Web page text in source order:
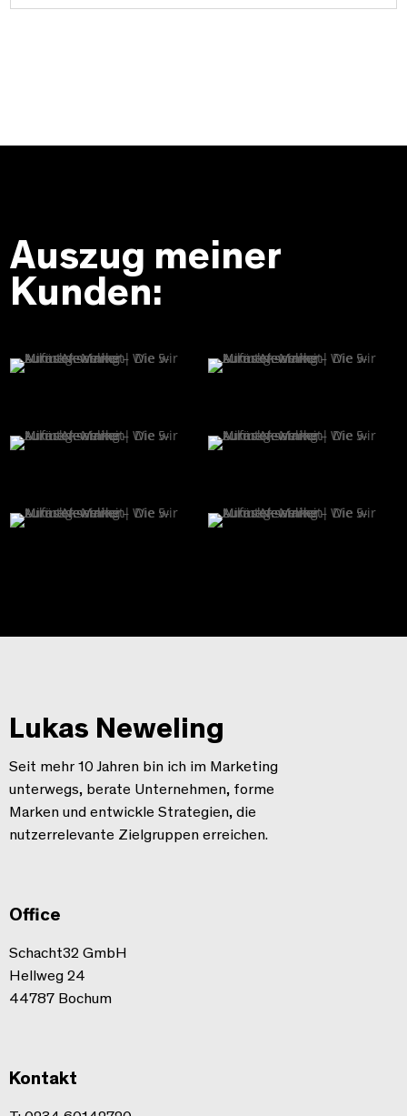
Auszug meiner
Kunden:
Lukas Neweling
Seit mehr 10 Jahren bin ich im Marketing
unterwegs, berate Unternehmen, forme
Marken und entwickle Strategien, die
nutzerrelevante Zielgruppen erreichen.
Office
Schacht32 GmbH
Hellweg 24
44787 Bochum
Kontakt